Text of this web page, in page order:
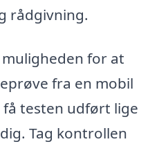
rådgivning.
for at
fra en mobil
testen udført lige
Tag kontrollen